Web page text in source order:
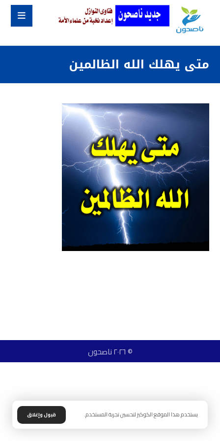
متى يهلك الله الظالمين
© ٢٠٢٦ ناصحون
يستخدم هذا الموقع الكوكيز لتحسين تجربة المستخدم. قبول وإغلاق